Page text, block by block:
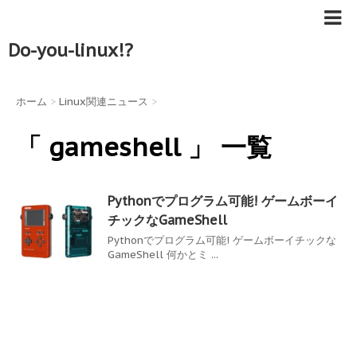
Do-you-linux!?
ホーム > Linux関連ニュース >
「 gameshell 」 一覧
Pythonでプログラム可能! ゲームボーイ
チックなGameShell
Pythonでプログラム可能! ゲームボーイチックな
GameShell 何かとミ ...